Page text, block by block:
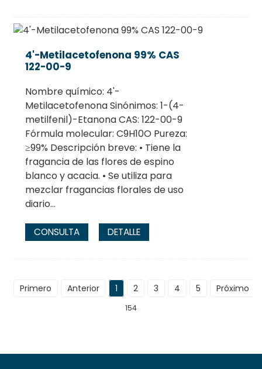
4'-Metilacetofenona 99% CAS
122-00-9
Nombre químico: 4'-
Metilacetofenona Sinónimos: 1-(4-
metilfenil)-Etanona CAS: 122-00-9
Fórmula molecular: C9H10O Pureza:
≥99% Descripción breve: • Tiene la
fragancia de las flores de espino
blanco y acacia. • Se utiliza para
mezclar fragancias florales de uso
diario...
CONSULTA DETALLE
Primero Anterior 1 2 3 4 5 Próximo
154